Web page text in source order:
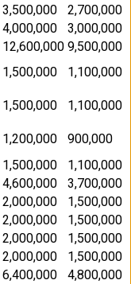
3,500,000
2,700,000
4,000,000
3,000,000
12,600,000 9,500,000
1,500,000
1,100,000
1,500,000
1,100,000
1,200,000
900,000
1,500,000
1,100,000
4,600,000 3,700,000
2,000,000
1,500,000
2,000,000
1,500,000
2,000,000
1,500,000
2,000,000
1,500,000
6,400,000 4,800,000